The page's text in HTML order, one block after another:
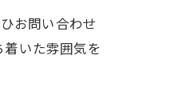
お問い合わせ
いた雰囲気を